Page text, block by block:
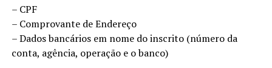
– CPF
– Comprovante de Endereço
– Dados bancários em nome do inscrito (número da
conta, agência, operação e o banco)